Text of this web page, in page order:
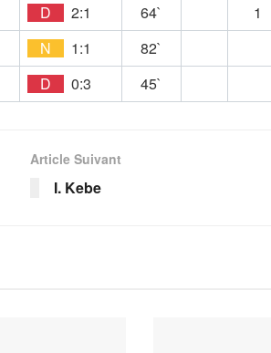
D 2:1 64`
1
N 1:1
82`
D 0:3 45`
Article Suivant
I. Kebe